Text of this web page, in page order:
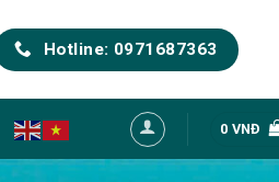
Hotline: 0971687363
0 VNĐ